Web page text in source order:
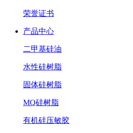
荣誉证书
产品中心
二甲基硅油
水性硅树脂
固体硅树脂
MQ硅树脂
有机硅压敏胶